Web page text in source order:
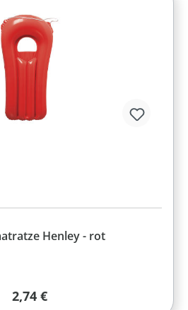
Henley - rot
Regulärer Preis:
2,74 €